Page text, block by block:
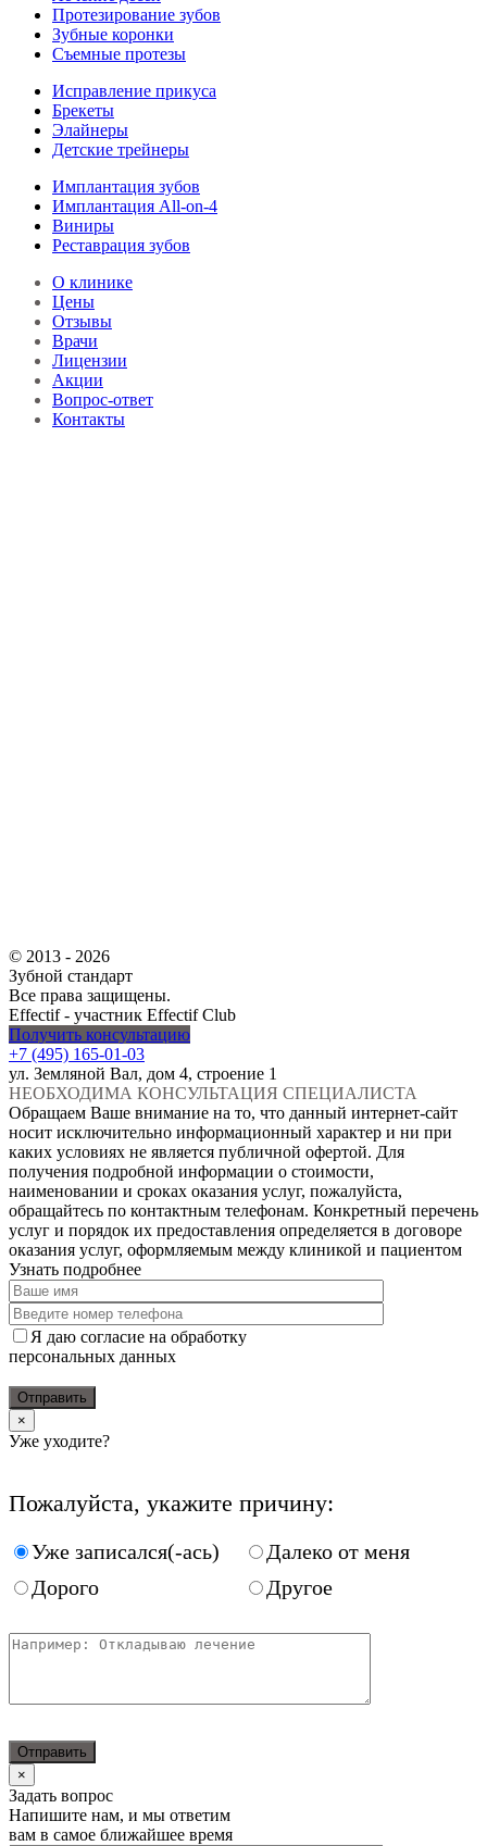
Протезирование зубов
Зубные коронки
Съемные протезы
Исправление прикуса
Брекеты
Элайнеры
Детские трейнеры
Имплантация зубов
Имплантация All-on-4
Виниры
Реставрация зубов
О клинике
Цены
Отзывы
Врачи
Лицензии
Акции
Вопрос-ответ
Контакты
© 2013 - 2026
Зубной стандарт
Все права защищены.
Effectif - участник Effectif Club
Получить консультацию
+7 (495) 165-01-03
ул. Земляной Вал, дом 4, строение 1
НЕОБХОДИМА КОНСУЛЬТАЦИЯ СПЕЦИАЛИСТА
Обращаем Ваше внимание на то, что данный интернет-сайт
носит исключительно информационный характер и ни при
каких условиях не является публичной офертой. Для
получения подробной информации о стоимости,
наименовании и сроках оказания услуг, пожалуйста,
обращайтесь по контактным телефонам. Конкретный перечень
услуг и порядок их предоставления определяется в договоре
оказания услуг, оформляемым между клиникой и пациентом
Узнать подробнее
Я даю согласие на обработку
персональных данных
×
Уже уходите?
Пожалуйста, укажите причину:
Уже записался(-ась)
Далеко от меня
Дорого
Другое
×
Задать вопрос
Напишите нам, и мы ответим
вам в самое ближайшее время